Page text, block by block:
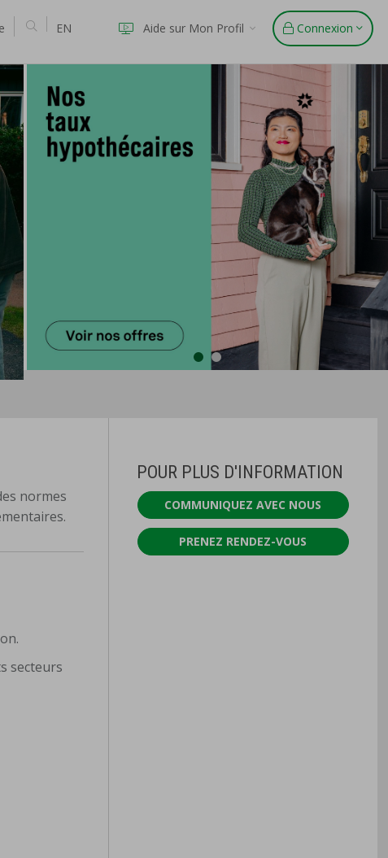
EN Aide sur Mon Profil Connexion
normes
secteurs
POUR PLUS D'INFORMATION
COMMUNIQUEZ AVEC NOUS
PRENEZ RENDEZ-VOUS